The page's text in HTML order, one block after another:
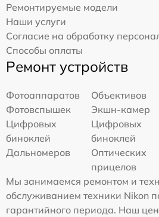
Ремонтируемые модели
Наши услуги
Согласие на обработку
Способы оплаты
Ремонт устройств
Фотоаппаратов
Объективов
Фотовспышек
Экшн-камер
Цифровых
биноклей
Цифровых
биноклей
Дальномеров
Оптических
прицелов
Мы занимаемся ремонтом и
обслуживанием техники Nikon
гарантийного периода. Наш